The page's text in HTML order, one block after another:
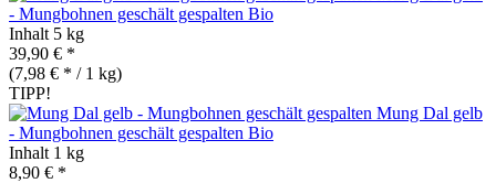
- Mungbohnen geschält gespalten Bio
Inhalt 5 kg
39,90 € *
(7,98 € * / 1 kg)
TIPP!
Mung Dal gelb
- Mungbohnen geschält gespalten Bio
Inhalt 1 kg
8,90 € *